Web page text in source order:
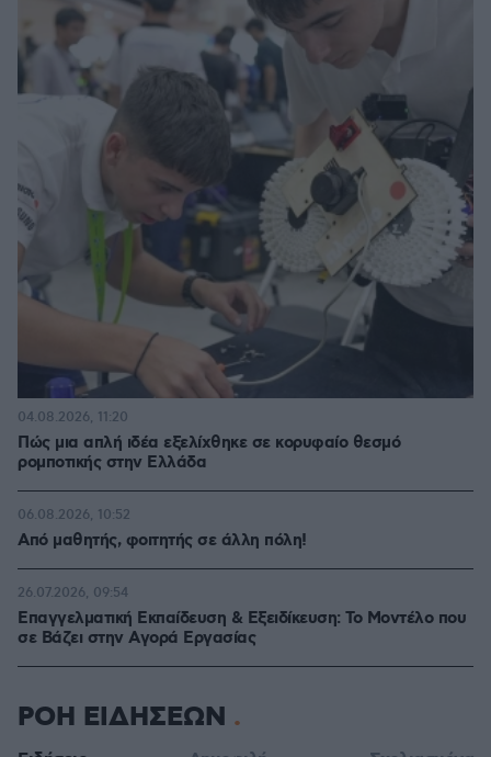
Πώς μια απλή ιδέα εξελίχθηκε σε κορυφαίο θεσμό
ρομποτικής στην Ελλάδα
04.08.2026, 11:20
Από μαθητής, φοιτητής σε άλλη πόλη!
06.08.2026, 10:52
Επαγγελματική Εκπαίδευση & Εξειδίκευση: Το Mοντέλο που
σε Bάζει στην Aγορά Eργασίας
26.07.2026, 09:54
ΡΟΗ ΕΙΔΗΣΕΩΝ